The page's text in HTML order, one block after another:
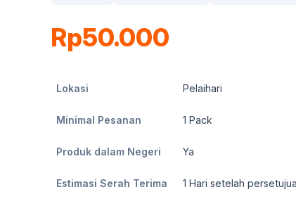
Rp50.000
Lokasi Pelaihari
Minimal Pesanan 1 Pack
Produk dalam Negeri Ya
Estimasi Serah Terima 1 Hari setelah